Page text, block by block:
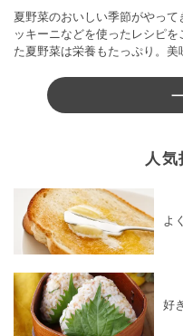
夏野菜のおいしい季節がやっ
ッキーニなどを使ったレシピ
た夏野菜は栄養もたっぷり。
人
よ
好